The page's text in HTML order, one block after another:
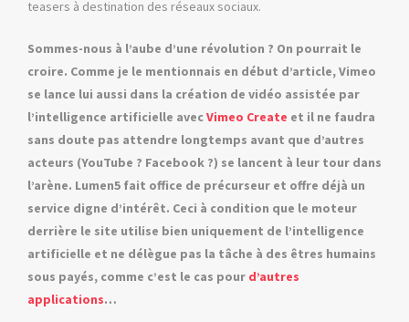
teasers à destination des réseaux sociaux.
Sommes-nous à l’aube d’une révolution ? On pourrait le
croire. Comme je le mentionnais en début d’article, Vimeo
se lance lui aussi dans la création de vidéo assistée par
l’intelligence artificielle avecVimeo Create et il ne faudra
sans doute pas attendre longtemps avant que d’autres
acteurs (YouTube ? Facebook ?) se lancent à leur tour dans
l’arène. Lumen5 fait office de précurseur et offre déjà un
service digne d’intérêt. Ceci à condition que le moteur
derrière le site utilise bien uniquement de l’intelligence
artificielle et ne délègue pas la tâche à des êtres humains
sous payés, comme c’est le cas pour d’autres
applications…